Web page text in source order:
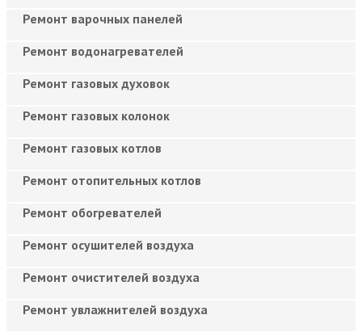
Ремонт варочных панелей
Ремонт водонагревателей
Ремонт газовых духовок
Ремонт газовых колонок
Ремонт газовых котлов
Ремонт отопительных котлов
Ремонт обогревателей
Ремонт осушителей воздуха
Ремонт очистителей воздуха
Ремонт увлажнителей воздуха